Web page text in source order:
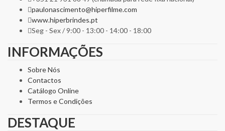
paulonascimento@hiperfilme.com
www.hiperbrindes.pt
Seg - Sex / 9:00 - 13:00 - 14:00 - 18:00
INFORMAÇÕES
Sobre Nós
Contactos
Catálogo Online
Termos e Condições
DESTAQUE